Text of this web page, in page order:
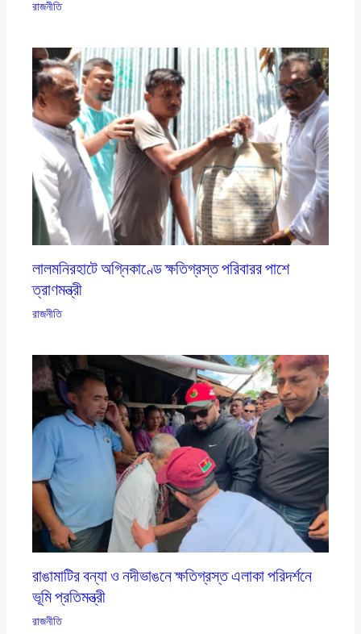
রাজনীতি
লালমনিরহাটে অগ্নিকাণ্ডে ক্ষতিগ্রস্ত পরিবারর পাশে
ত্রাণমন্ত্রী
রাজনীতি
রাঙামাটির বন্যা ও নদীভাঙনে ক্ষতিগ্রস্ত এলাকা পরিদর্শনে
ভূমি প্রতিমন্ত্রী
রাজনীতি